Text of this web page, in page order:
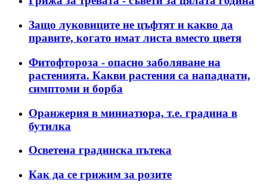
Защо луковиците не цъфтят и какво да
правите, когато имат листа вместо цветя
Фитофтороза - опасно заболяване на
растенията. Какви растения са нападнати,
симптоми и борба
Оранжерия в миниатюра, т.е. градина в
бутилка
Осветена градинска пътека
Как да се грижим за розите